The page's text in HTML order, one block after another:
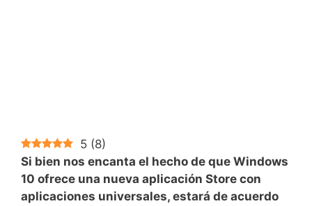
5 (8)
Si bien nos encanta el hecho de que Windows
10 ofrece una nueva aplicación Store con
aplicaciones universales, estará de acuerdo